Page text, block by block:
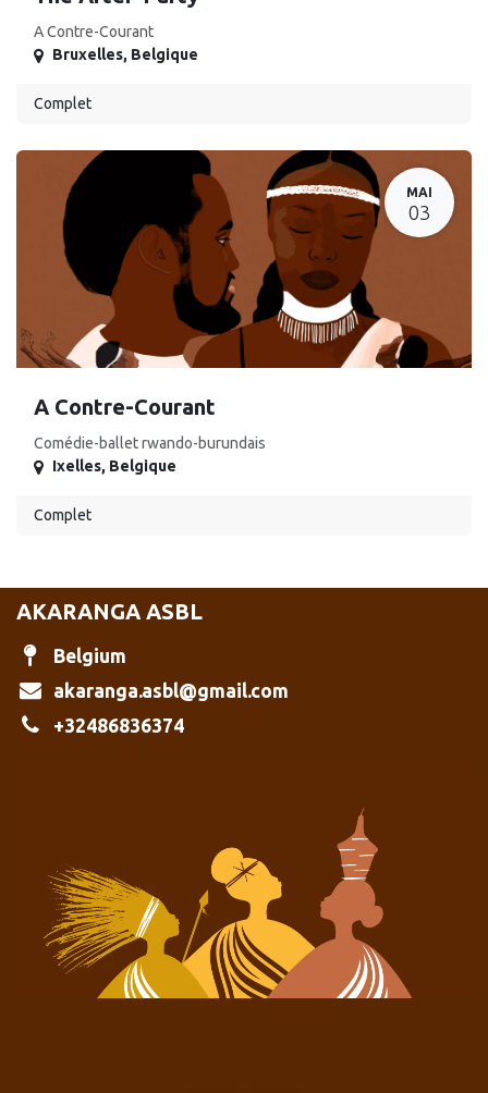
A Contre-Courant
Bruxelles, Belgique
Complet
MAI
03
A Contre-Courant
Comédie-ballet rwando-burundais
Ixelles, Belgique
Complet
AKARANGA ASBL
Belgium
akaranga.asbl@gmail.com
+32486836374